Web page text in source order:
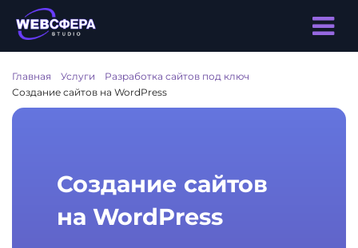
Главная Услуги Разработка сайтов под ключ
Создание сайтов на WordPress
Создание сайтов
на WordPress